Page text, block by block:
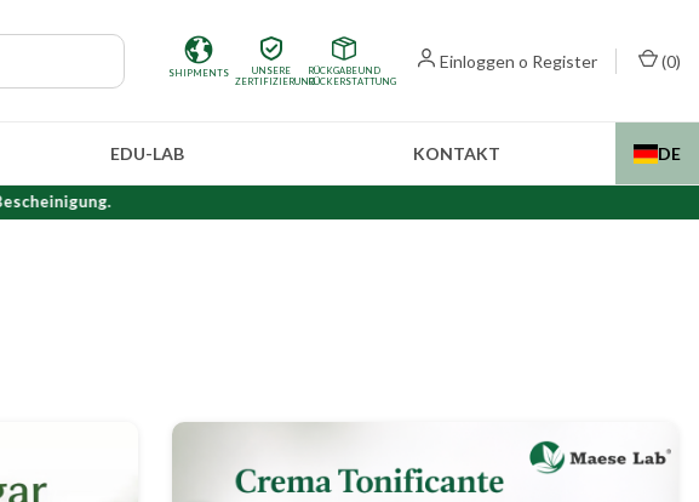
SHIPMENTS
UNSERE
ZERTIFIZIERUNG
RÜCKGABE UND
RÜCKERSTATTUNG
Einloggen o Register (0)
EDU-LAB KONTAKT DE